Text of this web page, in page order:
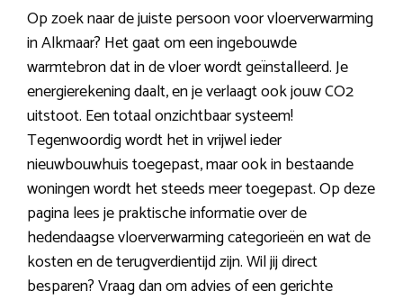
Op zoek naar de juiste persoon voor vloerverwarming
in Alkmaar? Het gaat om een ingebouwde
warmtebron dat in de vloer wordt geïnstalleerd. Je
energierekening daalt, en je verlaagt ook jouw CO2
uitstoot. Een totaal onzichtbaar systeem!
Tegenwoordig wordt het in vrijwel ieder
nieuwbouwhuis toegepast, maar ook in bestaande
woningen wordt het steeds meer toegepast. Op deze
pagina lees je praktische informatie over de
hedendaagse vloerverwarming categorieën en wat de
kosten en de terugverdientijd zijn. Wil jij direct
besparen? Vraag dan om advies of een gerichte